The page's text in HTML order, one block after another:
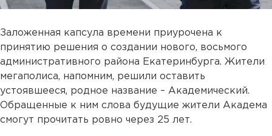
Заложенная капсула времени приурочена к
принятию решения о создании нового, восьмого
административного района Екатеринбурга. Жители
мегаполиса, напомним, решили оставить
устоявшееся, родное название – Академический.
Обращенные к ним слова будущие жители Академа
смогут прочитать ровно через 25 лет.